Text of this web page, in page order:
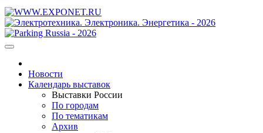
Новости
Календарь выставок
Выставки России
По городам
По тематикам
Архив